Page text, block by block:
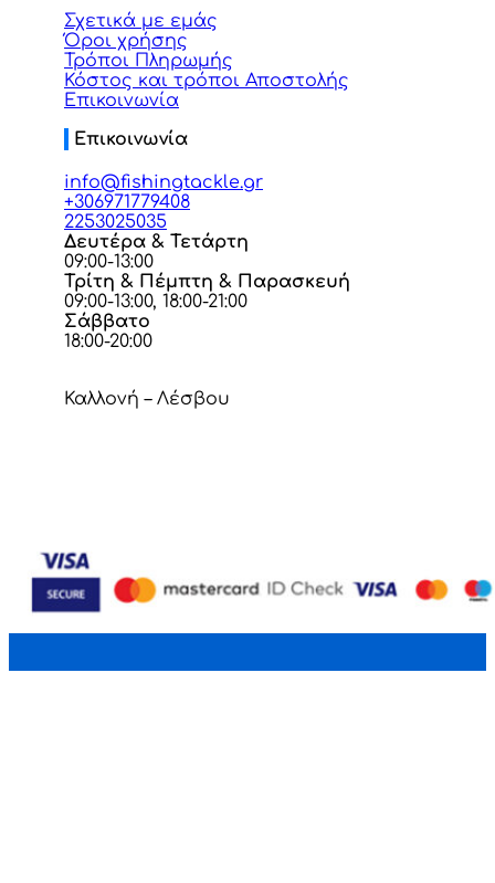
Σχετικά με εμάς
Όροι χρήσης
Τρόποι Πληρωμής
Κόστος και τρόποι Αποστολής
Επικοινωνία
Επικοινωνία
info@fishingtackle.gr
+306971779408
2253025035
Δευτέρα & Τετάρτη
09:00-13:00
Τρίτη & Πέμπτη & Παρασκευή
09:00-13:00, 18:00-21:00
Σάββατο
18:00-20:00
Καλλονή – Λέσβου